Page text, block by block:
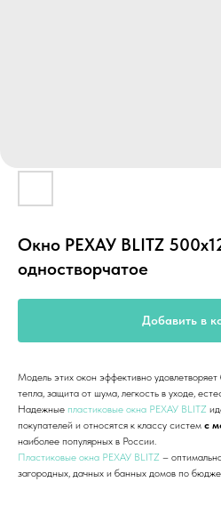
Окно РЕХАУ BLITZ
одностворчатое
Добавить в
Модель этих окон эффективно
тепла, защита от шума, легкость в уходе,
Надежные пластиковые окна РЕХАУ BLITZ
покупателей и относятся к классу систем с
наиболее популярных в России.
Пластиковые окна РЕХАУ BLITZ –
загородных, дачных и банных домов по